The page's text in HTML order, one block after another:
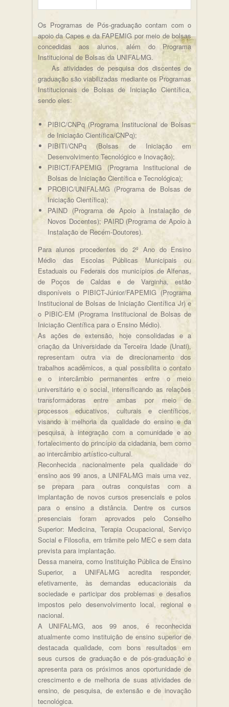
Os Programas de Pós-graduação contam com o
apoio da Capes e da FAPEMIG por meio de bolsas
concedidas aos alunos, além do Programa
Institucional de Bolsas da UNIFAL-MG.
As atividades de pesquisa dos discentes de
graduação são viabilizadas mediante os Programas
Institucionais de Bolsas de Iniciação Científica,
sendo eles:
PIBIC/CNPq (Programa Institucional de Bolsas
de Iniciação Científica/CNPq);
PIBITI/CNPq (Bolsas de Iniciação em
Desenvolvimento Tecnológico e Inovação);
PIBICT/FAPEMIG (Programa Institucional de
Bolsas de Iniciação Científica e Tecnológica);
PROBIC/UNIFAL-MG (Programa de Bolsas de
Iniciação Científica);
PAIND (Programa de Apoio à Instalação de
Novos Docentes); PAIRD (Programa de Apoio à
Instalação de Recém-Doutores).
Para alunos procedentes do 2º Ano do Ensino
Médio das Escolas Públicas Municipais ou
Estaduais ou Federais dos municípios de Alfenas,
de Poços de Caldas e de Varginha, estão
disponíveis o PIBICT-Júnior/FAPEMIG (Programa
Institucional de Bolsas de Iniciação Científica Jr) e
o PIBIC-EM (Programa Institucional de Bolsas de
Iniciação Científica para o Ensino Médio).
As ações de extensão, hoje consolidadas e a
criação da Universidade da Terceira Idade (Unati),
representam outra via de direcionamento dos
trabalhos acadêmicos, a qual possibilita o contato
e o intercâmbio permanentes entre o meio
universitário e o social, intensificando as relações
transformadoras entre ambas por meio de
processos educativos, culturais e científicos,
visando à melhoria da qualidade do ensino e da
pesquisa, à integração com a comunidade e ao
fortalecimento do princípio da cidadania, bem como
ao intercâmbio artístico-cultural.
Reconhecida nacionalmente pela qualidade do
ensino aos 99 anos, a UNIFAL-MG mais uma vez,
se prepara para outras conquistas com a
implantação de novos cursos presenciais e polos
para o ensino a distância. Dentre os cursos
presenciais foram aprovados pelo Conselho
Superior: Medicina, Terapia Ocupacional, Serviço
Social e Filosofia, em trâmite pelo MEC e sem data
prevista para implantação.
Dessa maneira, como Instituição Pública de Ensino
Superior, a UNIFAL-MG acredita responder,
efetivamente, às demandas educacionais da
sociedade e participar dos problemas e desafios
impostos pelo desenvolvimento local, regional e
nacional.
A UNIFAL-MG, aos 99 anos, é reconhecida
atualmente como instituição de ensino superior de
destacada qualidade, com bons resultados em
seus cursos de graduação e de pós-graduação e
apresenta para os próximos anos oportunidade de
crescimento e de melhoria de suas atividades de
ensino, de pesquisa, de extensão e de inovação
tecnológica.